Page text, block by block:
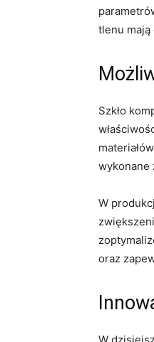
tlenu⁢ mają
Szkło
wykonane
W
oraz